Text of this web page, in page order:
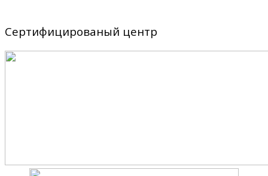
Сертифицированый центр